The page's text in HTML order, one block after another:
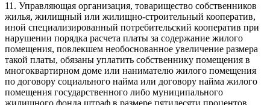
11. Управляющая организация, товарищество собственников
жилья, жилищный или жилищно-строительный кооператив,
иной специализированный потребительский кооператив при
нарушении порядка расчета платы за содержание жилого
помещения, повлекшем необоснованное увеличение размера
такой платы, обязаны уплатить собственнику помещения в
многоквартирном доме или нанимателю жилого помещения
по договору социального найма или договору найма жилого
помещения государственного либо муниципального